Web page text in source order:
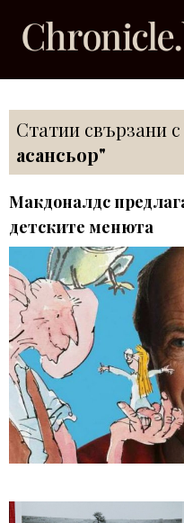
Статии свързани с
асансьор"
Макдоналдс
детските менюта